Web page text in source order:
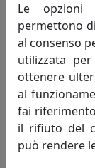
APPLIQUE/
Toplight
Le opzioni
permettono
al consenso
utilizzata
ottenere
al
fai
il rifiuto del
può rendere